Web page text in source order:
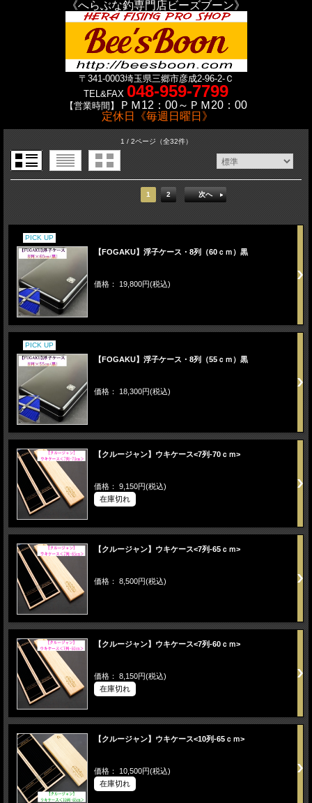
《へらぶな釣専門店ビーズブーン》
〒341-0003埼玉県三郷市彦成2-96-2-Ｃ
TEL&FAX 048-959-7799
【営業時間】
ＰＭ12：00～ＰＭ20：00
定休日《毎週日曜日》
1 / 2ページ（全32件）
1 2 次へ
PICK UP
【FOGAKU】浮子ケース・8列（60ｃｍ）黒
価格： 19,800円(税込)
PICK UP
【FOGAKU】浮子ケース・8列（55ｃｍ）黒
価格： 18,300円(税込)
【クルージャン】ウキケース<7列-70ｃｍ>
価格： 9,150円(税込)
在庫切れ
【クルージャン】ウキケース<7列-65ｃｍ>
価格： 8,500円(税込)
【クルージャン】ウキケース<7列-60ｃｍ>
価格： 8,150円(税込)
在庫切れ
【クルージャン】ウキケース<10列-65ｃｍ>
価格： 10,500円(税込)
在庫切れ